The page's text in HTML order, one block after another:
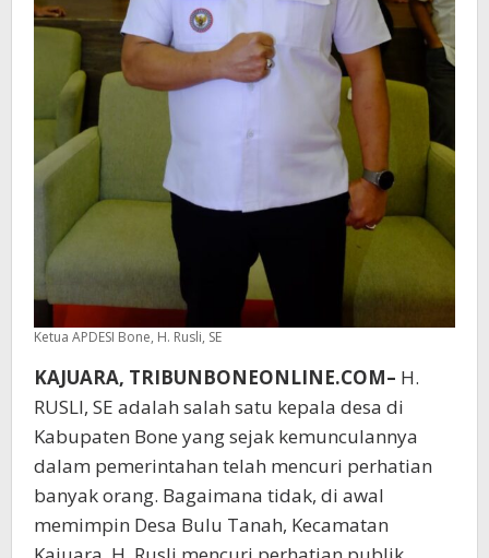
Ketua APDESI Bone, H. Rusli, SE
KAJUARA, TRIBUNBONEONLINE.COM– H.
RUSLI, SE adalah salah satu kepala desa di
Kabupaten Bone yang sejak kemunculannya
dalam pemerintahan telah mencuri perhatian
banyak orang. Bagaimana tidak, di awal
memimpin Desa Bulu Tanah, Kecamatan